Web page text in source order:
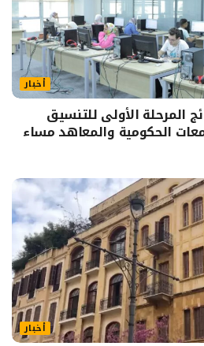
أخبار
المرحلة الأولى للتنسيق
الحكومية والمعاهد مساء
أخبار